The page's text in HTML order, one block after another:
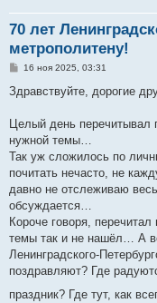
70 лет
метрополитену!
С
о
б
е
и
е
16 ноя 2025, 03:31
Здравствуйте, дорогие
Целый день перечитывал
нужной темы…
Так уж сложилось по
почитать нечасто, не
давно не отслеживаю
обсуждается…
Короче говоря,
темы так и не нашёл… А
Ленинградского-
поздравляют? Где
праздник? Где тут, как